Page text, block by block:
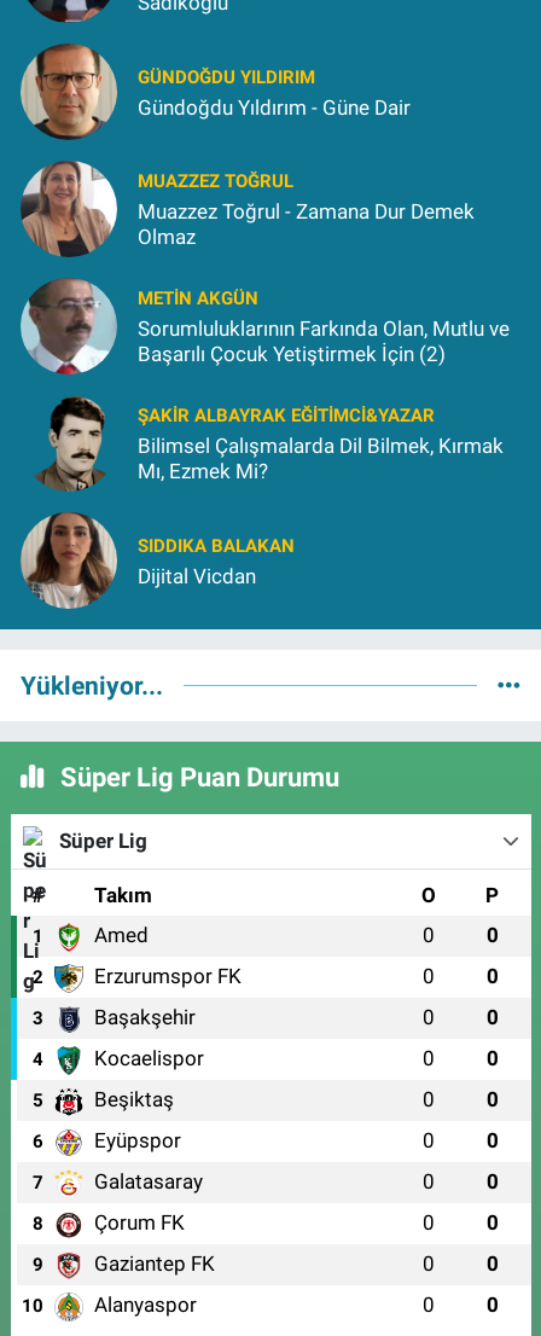
GÜNDOĞDU YILDIRIM
Gündoğdu Yıldırım - Güne Dair
MUAZZEZ TOĞRUL
Muazzez Toğrul - Zamana Dur Demek
Olmaz
METIN AKGÜN
Sorumluluklarının Farkında Olan, Mutlu ve
Başarılı Çocuk Yetiştirmek İçin (2)
ŞAKIR ALBAYRAK EĞITIMCI&YAZAR
Bilimsel Çalışmalarda Dil Bilmek, Kırmak
Mı, Ezmek Mi?
SIDDIKA BALAKAN
Dijital Vicdan
Yükleniyor...
Süper Lig Puan Durumu
Süper Lig
# Takım O P
1 Amed 0 0
2 Erzurumspor FK 0 0
3 Başakşehir 0 0
4 Kocaelispor 0 0
5 Beşiktaş 0 0
6 Eyüpspor 0 0
7 Galatasaray 0 0
8 Çorum FK 0 0
9 Gaziantep FK 0 0
10 Alanyaspor 0 0